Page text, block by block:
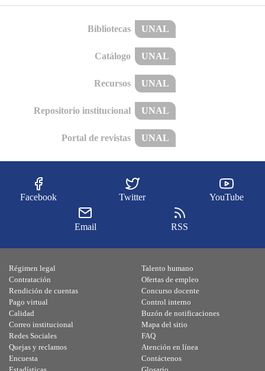
Bibliotecas UNAL
Catálogo UNAL
Recursos UNAL
Repositorio institucional UNAL
Portal de revistas UNAL
Facebook Twitter YouTube
Email RSS
Régimen legal
Contratación
Rendición de cuentas
Pago virtual
Calidad
Talento humano
Ofertas de empleo
Concurso docente
Control interno
Buzón de notificaciones
Correo institucional
Redes Sociales
Quejas y reclamos
Encuesta
Mapa del sitio
FAQ
Atención en línea
Contáctenos